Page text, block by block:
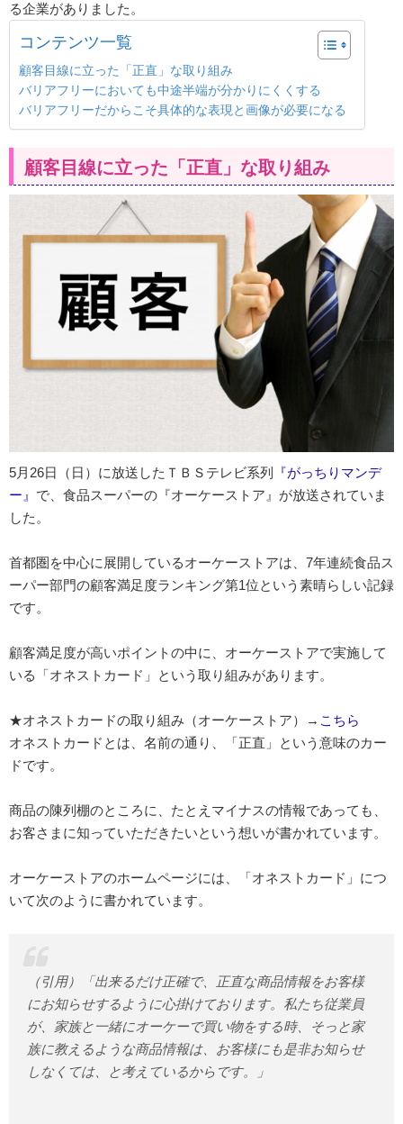
る企業がありました。
コンテンツ一覧
顧客目線に立った「正直」な取り組み
バリアフリーにおいても中途半端が分かりにくくする
バリアフリーだからこそ具体的な表現と画像が必要になる
顧客目線に立った「正直」な取り組み
5月26日（日）に放送したＴＢＳテレビ系列
『がっちりマンデ
ー』 で、食品スーパーの『オーケーストア』が放送されていま
した。
首都圏を中心に展開しているオーケーストアは、7年連続食品ス
ーパー部門の顧客満足度ランキング第1位という素晴らしい記録
です。
顧客満足度が高いポイントの中に、オーケーストアで実施して
いる「オネストカード」という取り組みがあります。
★オネストカードの取り組み（オーケーストア）→ こちら
オネストカードとは、名前の通り、「正直」という意味のカー
ドです。
商品の陳列棚のところに、たとえマイナスの情報であっても、
お客さまに知っていただきたいという想いが書かれています。
オーケーストアのホームページには、「オネストカード」につ
いて次のように書かれています。
（引用）「出来るだけ正確で、正直な商品情報をお客様
にお知らせするように心掛けております。私たち従業員
が、家族と一緒にオーケーで買い物をする時、そっと家
族に教えるような商品情報は、お客様にも是非お知らせ
しなくては、と考えているからです。」